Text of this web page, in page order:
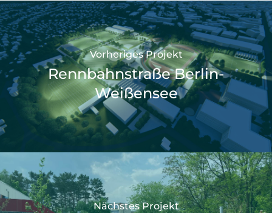
Vorheriges Projekt
Rennbahnstraße Berlin-
Weißensee
Nächstes Projekt